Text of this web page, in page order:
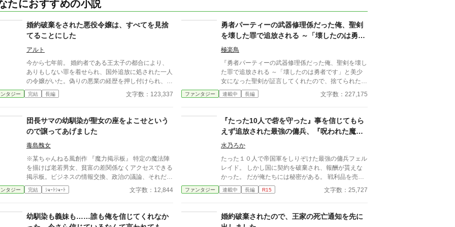
たにおすすめの小説
婚約破棄をされた悪役令嬢は、すべてを見捨
てることにした
アルト
今から七年前。 婚約者である王太子の都合により、
ありもしない罪を着せられ、国外追放に処された一人
の令嬢がいた。偽りの悪業の経歴を押し付けられ、人
里に彼女の居場所はどこにもなかった。 そして彼女
は、『魔の森』と呼ばれる魔窟へと足を踏み入れる。
てとある集団が彼女の勧誘にと向かっていた。 彼ら
の正体は女神からの神託を受け、結成された魔王討伐
パーティー。神託により指名された最後の一人の勧誘
にと足を運んでいたのだが——。
タジー 完結 長編 文字数：123,337
勇者パーティーの武器修理係だった俺、聖剣
を壊した罪で追放される ～「壊したのは勇者
です」と美少女になった聖剣が証言してくれ
極楽鳥
『勇者パーティーの武器修理係だった俺、聖剣を壊し
た罪で追放される ～「壊したのは勇者です」と美少
女になった聖剣が証言してくれたので、捨てられた神
器たちと辺境工房を始めます～』 あらすじ 勇者パー
ティーの武器修理係ラウルは、戦えない無能として仲
視した勇者が聖剣を折ってしまう。ところが責任を押
しつけられたのはラウルだった。 報酬も名誉も奪わ
れ、パーティーを追放されたラウルは、処分されるこ
とになった聖剣だけを引き取って辺境へ向かう。 廃
村の鍛冶場で折れた聖剣を修理すると、まばゆい光の
中から銀髪の美しい女性が現れた。 「わたしを壊し
たのは勇者です。そして、あなたこそがわたしの主で
す」 ラウルの外れ技能【原型復元】には、壊れた神
器を本来の姿へ戻す力があった。 聖剣、神盾、魔導
れた修理師が、愛の重い神器たちと辺境工房を築き、
ファンタジー 連載中 長編 文字数：227,175
団長サマの幼馴染が聖女の座をよこせという
ので譲ってあげました
毒島醜女
※某ちゃんねる風創作 『魔力掲示板』 特定の魔法陣
を描けば老若男女、貧富の差関係なくアクセスできる
掲示板。ビジネスの情報交換、政治の議論、それだけ
でなく世間話のようなフランクなものまで存在する。
平民レベルの微力な魔力でも打ち込めるものから、貴
種多様である。勿論そういった身分に関わらずに交流
できる掲示板もある。 今日もまた、掲示板は悲喜こ
タジー 完結 ｼｮｰﾄｼｮｰﾄ 文字数：12,844
『たった10人で砦を守った』事を信じてもら
えず追放された最強の傭兵、『呪われた魔境
の地』で匿った王女と理想の拠点に作り上げ
水乃ろか
たった１０人で帝国軍をしりぞけた最強の傭兵フェル
レイド。 しかし国に契約を破棄され、報酬が貰えな
かった。 だが俺たちには秘密がある。 戦利品を売り
払い、すでに莫大な資産を築いていたのだ。 その莫
大な資金を元手に、静かに暮らそうと王都に戻る途
っていたのは美しい王女様で、そのお礼としてなぜか
『領地』を貰えることになってしまった。 だが、そ
ファンタジー 連載中 長編 R15 文字数：25,727
幼馴染も義妹も……誰も俺を信じてくれなか
婚約破棄されたので、王家の死亡通知を先に